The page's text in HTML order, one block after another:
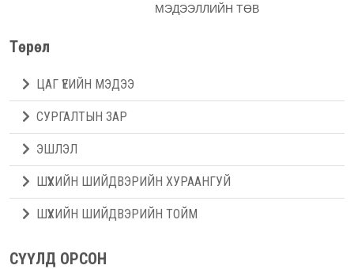
МЭДЭЭЛЛИЙН ТӨВ
Төрөл
ЦАГ ҮЕИЙН МЭДЭЭ
СУРГАЛТЫН ЗАР
ЭШЛЭЛ
ШҮҮХИЙН ШИЙДВЭРИЙН ХУРААНГУЙ
ШҮҮХИЙН ШИЙДВЭРИЙН ТОЙМ
СҮҮЛД ОРСОН